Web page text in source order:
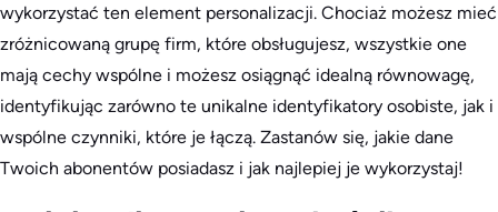
wykorzystać ten element personalizacji. Chociaż możesz mieć
zróżnicowaną grupę firm, które obsługujesz, wszystkie one
mają cechy wspólne i możesz osiągnąć idealną równowagę,
identyfikując zarówno te unikalne identyfikatory osobiste, jak i
wspólne czynniki, które je łączą. Zastanów się, jakie dane
Twoich abonentów posiadasz i jak najlepiej je wykorzystaj!